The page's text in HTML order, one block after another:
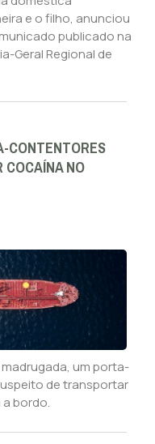
e o filho, anunciou
publicado na
Geral Regional de
CONTENTORES
NO
um porta-
de transportar
bordo.